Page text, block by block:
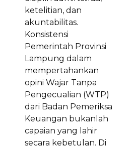
ketelitian, dan
akuntabilitas.
Konsistensi
Pemerintah Provinsi
Lampung dalam
mempertahankan
opini Wajar Tanpa
Pengecualian (WTP)
dari Badan Pemeriksa
Keuangan bukanlah
capaian yang lahir
secara kebetulan. Di